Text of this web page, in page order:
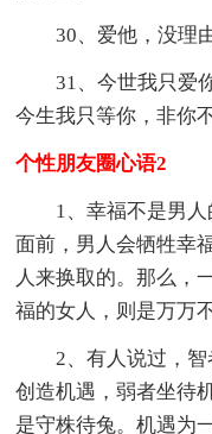
30、爱他，没理由
31、今世我只爱
今生我只等你，非
个性朋友圈心语2
1、幸福不是男人
面前，男人会牺牲幸
人来换取的。那么，
福的女人，则是万万
2、有人说过，智
创造机遇，弱者坐待
是守株待兔。机遇为